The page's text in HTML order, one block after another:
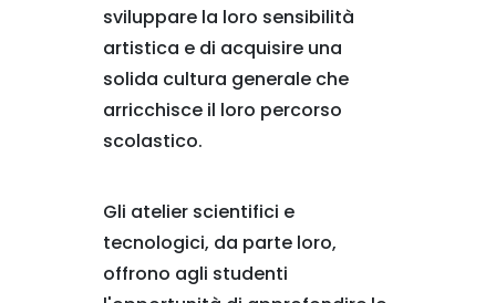
sviluppare la loro sensibilità
artistica e di acquisire una
solida cultura generale che
arricchisce il loro percorso
scolastico.
Gli atelier scientifici e
tecnologici, da parte loro,
offrono agli studenti